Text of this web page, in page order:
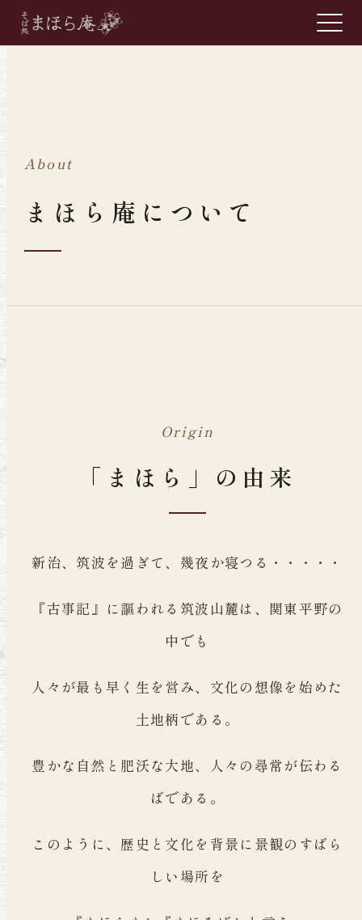
About
まほら庵について
Origin
「まほら」の由来
新治、筑波を過ぎて、幾夜か寝つる・・・・・
『古事記』に謳われる筑波山麓は、関東平野の
中でも
人々が最も早く生を営み、文化の想像を始めた
土地柄である。
豊かな自然と肥沃な大地、人々の尋常が伝わる
ばである。
このように、歴史と文化を背景に景観のすばら
しい場所を